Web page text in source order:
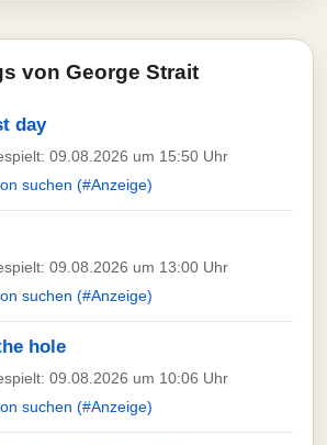
von George Strait
day
09.08.2026 um 15:50 Uhr
suchen (#Anzeige)
09.08.2026 um 13:00 Uhr
suchen (#Anzeige)
hole
09.08.2026 um 10:06 Uhr
suchen (#Anzeige)